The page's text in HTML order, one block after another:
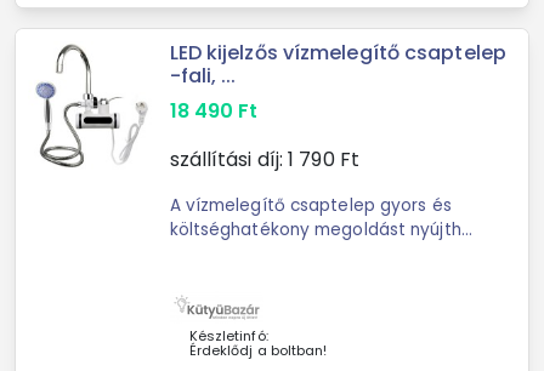
LED kijelzős vízmelegítő csaptelep
-fali, ...
18 490 Ft
szállítási díj: 1 790Ft
A vízmelegítő csaptelep gyors és
költséghatékony megoldást nyújthat
biztosított a melegvíz ellátás. ...
Készletinfó:
Érdeklődj a boltban!